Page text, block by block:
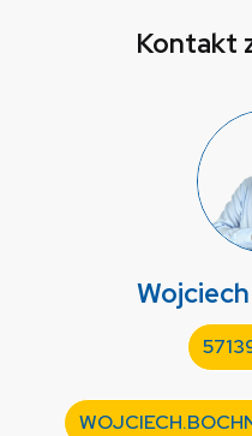
Kontakt
Wojciech